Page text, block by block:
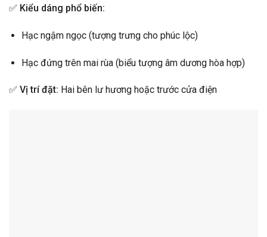
✅ Kiểu dáng phổ biến:
Hạc ngậm ngọc (tượng trưng cho phúc lộc)
Hạc đứng trên mai rùa (biểu tượng âm dương hòa hợp)
✅ Vị trí đặt: Hai bên lư hương hoặc trước cửa điện